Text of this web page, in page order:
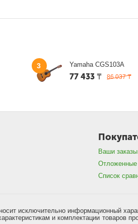
3 Yamaha CGS103A
86 037 ₸
77 433 ₸
Ваши заказы
Отложенные
Список
исключительно информационный
и комплектации товаров